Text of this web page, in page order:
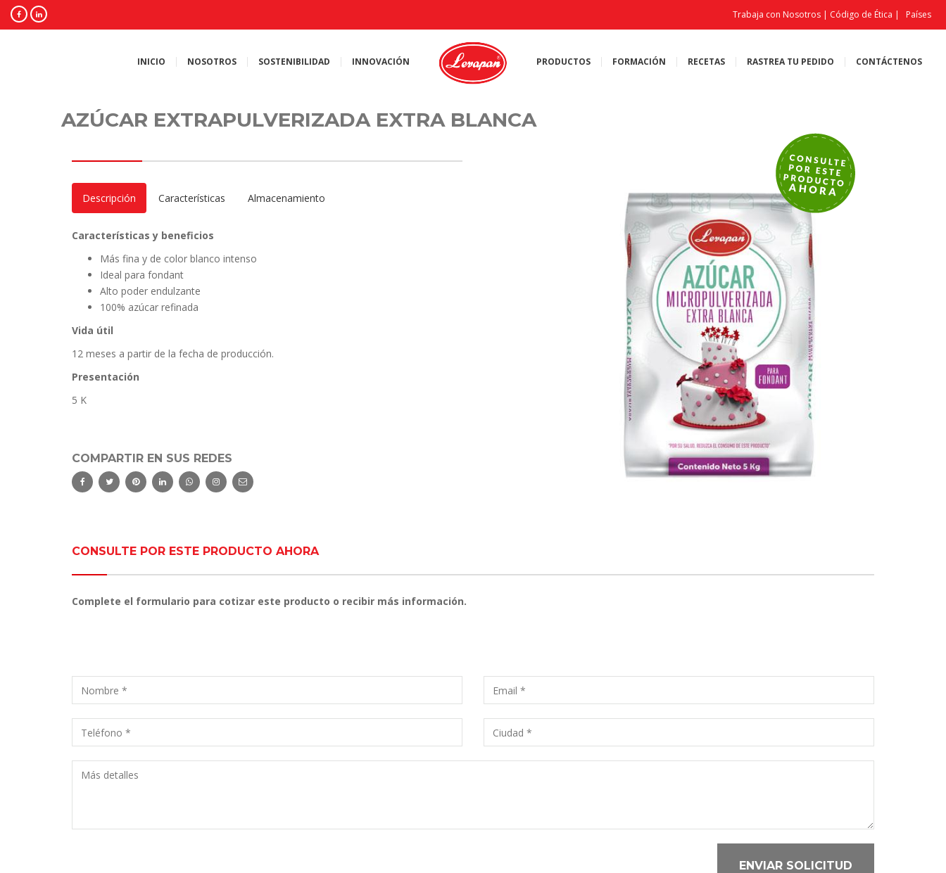
Trabaja con Nosotros | Código de Ética | Países
INICIO NOSOTROS SOSTENIBILIDAD INNOVACIÓN PRODUCTOS FORMACIÓN RECETAS RASTREA TU PEDIDO CONTÁCTENOS
AZÚCAR EXTRAPULVERIZADA EXTRA BLANCA
Descripción Características Almacenamiento
Características y beneficios
Más fina y de color blanco intenso
Ideal para fondant
Alto poder endulzante
100% azúcar refinada
Vida útil
12 meses a partir de la fecha de producción.
Presentación
5 K
COMPARTIR EN SUS REDES
CONSULTE POR ESTE PRODUCTO AHORA
Complete el formulario para cotizar este producto o recibir más información.
ENVIAR SOLICITUD